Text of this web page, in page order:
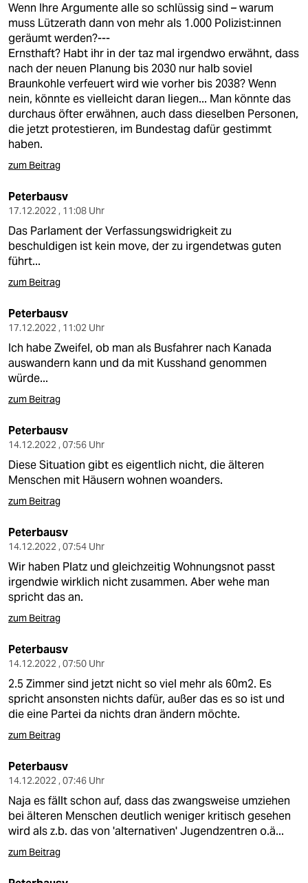
Wenn Ihre Argumente alle so schlüssig sind – warum
muss Lützerath dann von mehr als 1.000 Po­li­zis­t:in­nen
geräumt werden?---
Ernsthaft? Habt ihr in der taz mal irgendwo erwähnt, dass
nach der neuen Planung bis 2030 nur halb soviel
Braunkohle verfeuert wird wie vorher bis 2038? Wenn
nein, könnte es vielleicht daran liegen... Man könnte das
durchaus öfter erwähnen, auch dass dieselben Personen,
die jetzt protestieren, im Bundestag dafür gestimmt
haben.
zum Beitrag
Peterbausv
17.12.2022 , 11:08 Uhr
Das Parlament der Verfassungswidrigkeit zu
beschuldigen ist kein move, der zu irgendetwas guten
führt...
zum Beitrag
Peterbausv
17.12.2022 , 11:02 Uhr
Ich habe Zweifel, ob man als Busfahrer nach Kanada
auswandern kann und da mit Kusshand genommen
würde...
zum Beitrag
Peterbausv
14.12.2022 , 07:56 Uhr
Diese Situation gibt es eigentlich nicht, die älteren
Menschen mit Häusern wohnen woanders.
zum Beitrag
Peterbausv
14.12.2022 , 07:54 Uhr
Wir haben Platz und gleichzeitig Wohnungsnot passt
irgendwie wirklich nicht zusammen. Aber wehe man
spricht das an.
zum Beitrag
Peterbausv
14.12.2022 , 07:50 Uhr
2.5 Zimmer sind jetzt nicht so viel mehr als 60m2. Es
spricht ansonsten nichts dafür, außer das es so ist und
die eine Partei da nichts dran ändern möchte.
zum Beitrag
Peterbausv
14.12.2022 , 07:46 Uhr
Naja es fällt schon auf, dass das zwangsweise umziehen
bei älteren Menschen deutlich weniger kritisch gesehen
wird als z.b. das von 'alternativen' Jugendzentren o.ä...
zum Beitrag